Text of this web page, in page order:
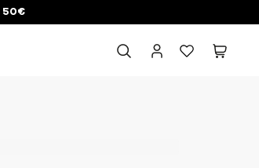
50€